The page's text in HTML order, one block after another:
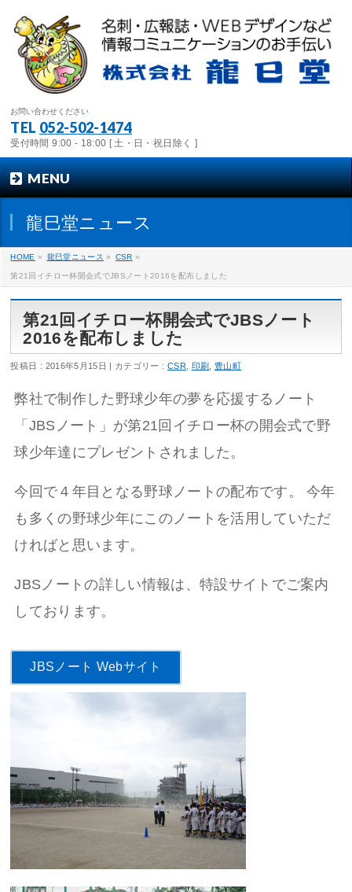
お問い合わせください
TEL 052-502-1474
受付時間 9:00 - 18:00 [ 土・日・祝日除く ]
MENU
龍巳堂ニュース
HOME » 龍巳堂ニュース » CSR »
第21回イチロー杯開会式でJBSノート2016を配布しました
第21回イチロー杯開会式でJBSノート
2016を配布しました
投稿日 : 2016年5月15日 カテゴリー : CSR, 印刷 豊山町
弊社で制作した野球少年の夢を応援するノート
「JBSノート」が第21回イチロー杯の開会式で野
球少年達にプレゼントされました。
今回で４年目となる野球ノートの配布です。 今年
も多くの野球少年にこのノートを活用していただ
ければと思います。
JBSノートの詳しい情報は、特設サイトでご案内
しております。
JBSノート Webサイト